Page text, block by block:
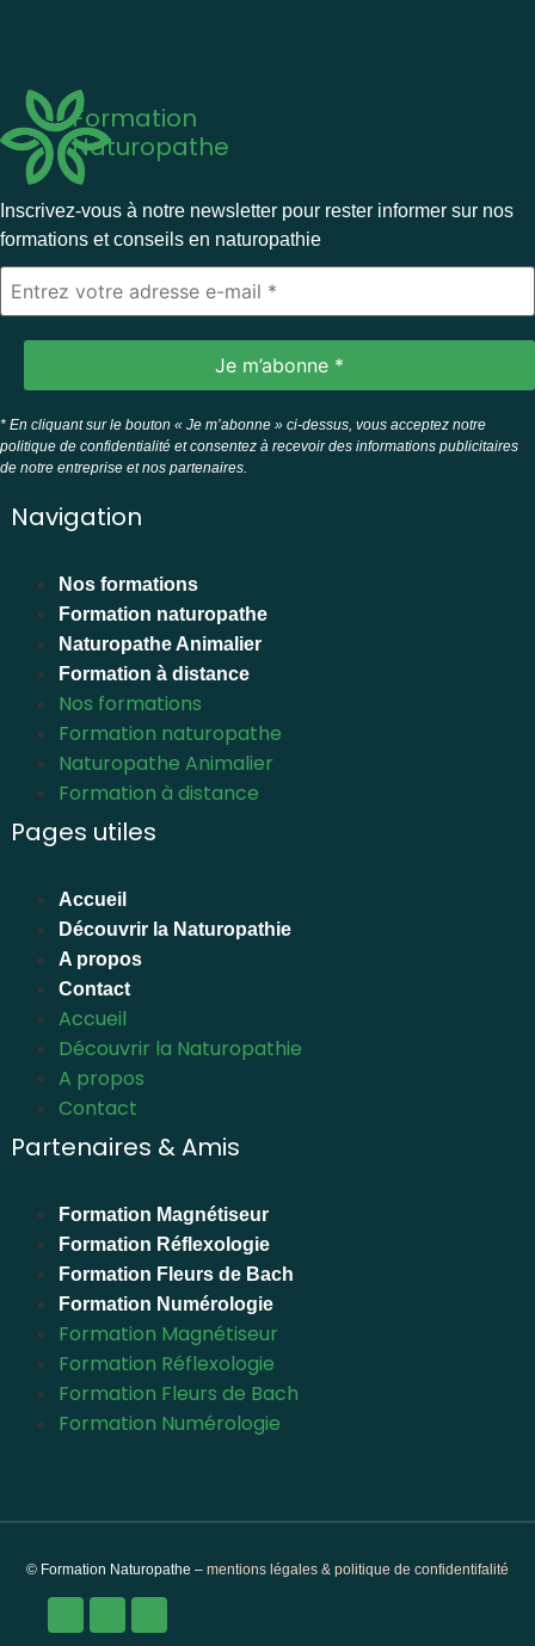
Formation
Naturopathe
Inscrivez-vous à notre newsletter pour rester informer sur nos
formations et conseils en naturopathie
* En cliquant sur le bouton « Je m’abonne » ci-dessus, vous acceptez notre
politique de confidentialité et consentez à recevoir des informations publicitaires
de notre entreprise et nos partenaires.
Navigation
Nos formations
Formation naturopathe
Naturopathe Animalier
Formation à distance
Nos formations
Formation naturopathe
Naturopathe Animalier
Formation à distance
Pages utiles
Accueil
Découvrir la Naturopathie
A propos
Contact
Accueil
Découvrir la Naturopathie
A propos
Contact
Partenaires & Amis
Formation Magnétiseur
Formation Réflexologie
Formation Fleurs de Bach
Formation Numérologie
Formation Magnétiseur
Formation Réflexologie
Formation Fleurs de Bach
Formation Numérologie
© Formation Naturopathe – mentions légales & politique de confidentifalité